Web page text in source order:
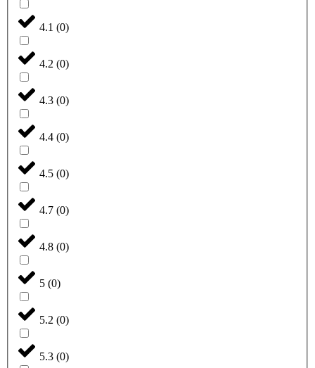
4.1 (0)
4.2 (0)
4.3 (0)
4.4 (0)
4.5 (0)
4.7 (0)
4.8 (0)
5 (0)
5.2 (0)
5.3 (0)